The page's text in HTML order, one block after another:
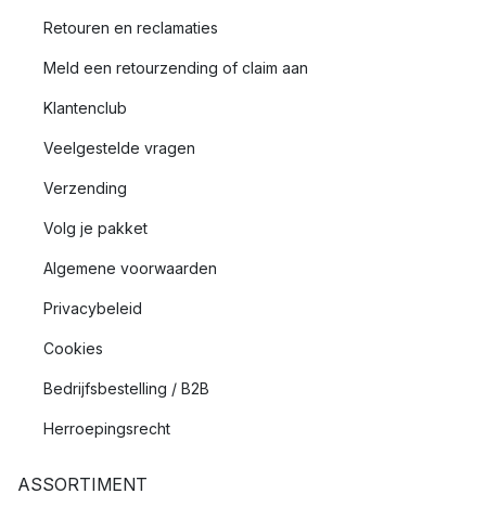
Retouren en reclamaties
Meld een retourzending of claim aan
Klantenclub
Veelgestelde vragen
Verzending
Volg je pakket
Algemene voorwaarden
Privacybeleid
Cookies
Bedrijfsbestelling / B2B
Herroepingsrecht
ASSORTIMENT